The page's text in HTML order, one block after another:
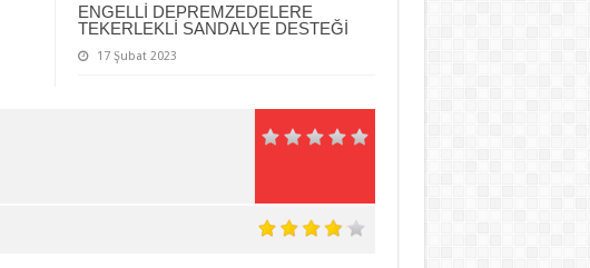
ENGELLİ DEPREMZEDELERE
TEKERLEKLİ SANDALYE DESTEĞİ
17 Şubat 2023